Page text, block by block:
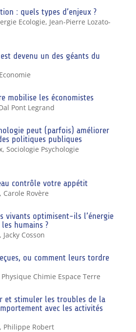
: quels types d’enjeux ?
Ecologie, Jean-Pierre Lozato-
devenu un des géants du
Economie
mobilise les économistes
Pont Legrand
peut (parfois) améliorer
politiques publiques
, Sociologie Psychologie
contrôle votre appétit
, Carole Rovère
vivants optimisent-ils l’énergie
humains ?
, Jacky Cosson
ou comment leurs tordre
Physique Chimie Espace Terre
et stimuler les troubles de la
avec les activités
, Philippe Robert